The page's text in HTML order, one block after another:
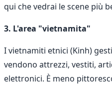
qui che vedrai le scene più
3. L'area "vietnamita"
I vietnamiti etnici (Kinh)
vendono attrezzi, vestiti,
elettronici. È meno